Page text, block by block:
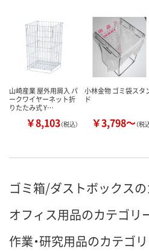
山崎産業 屋外用屑入 パ
ークワイヤーネット折
りたたみ式 Y…
￥8,103（税込）
小林金物 ゴミ袋スタ
ド
￥3,798～（税
ゴミ箱/ダストボックス
オフィス用品のカテゴリ
作業・研究用品のカテゴ